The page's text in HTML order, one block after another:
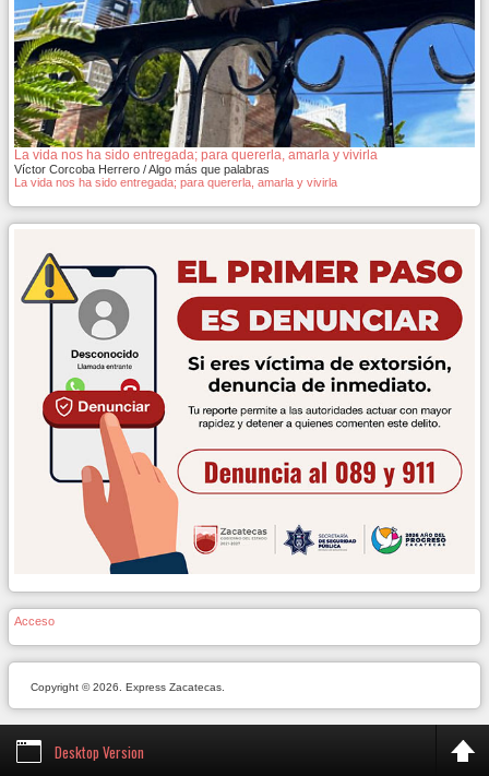
La vida nos ha sido entregada; para quererla, amarla y vivirla
Víctor Corcoba Herrero / Algo más que palabras
La vida nos ha sido entregada; para quererla, amarla y vivirla
Acceso
Copyright © 2026. Express Zacatecas.
Desktop Version